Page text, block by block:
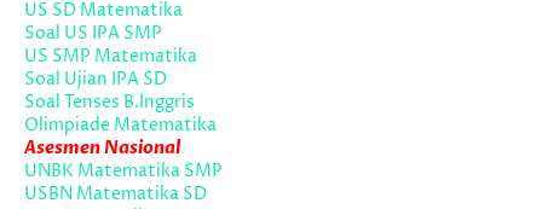
US SD Matematika
Soal US IPA SMP
US SMP Matematika
Soal Ujian IPA SD
Soal Tenses B.Inggris
Olimpiade Matematika
Asesmen Nasional
UNBK Matematika SMP
USBN Matematika SD